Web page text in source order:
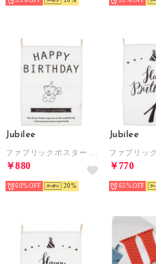
Jubilee
￥880
60% 20
Jubilee
￥770
65%